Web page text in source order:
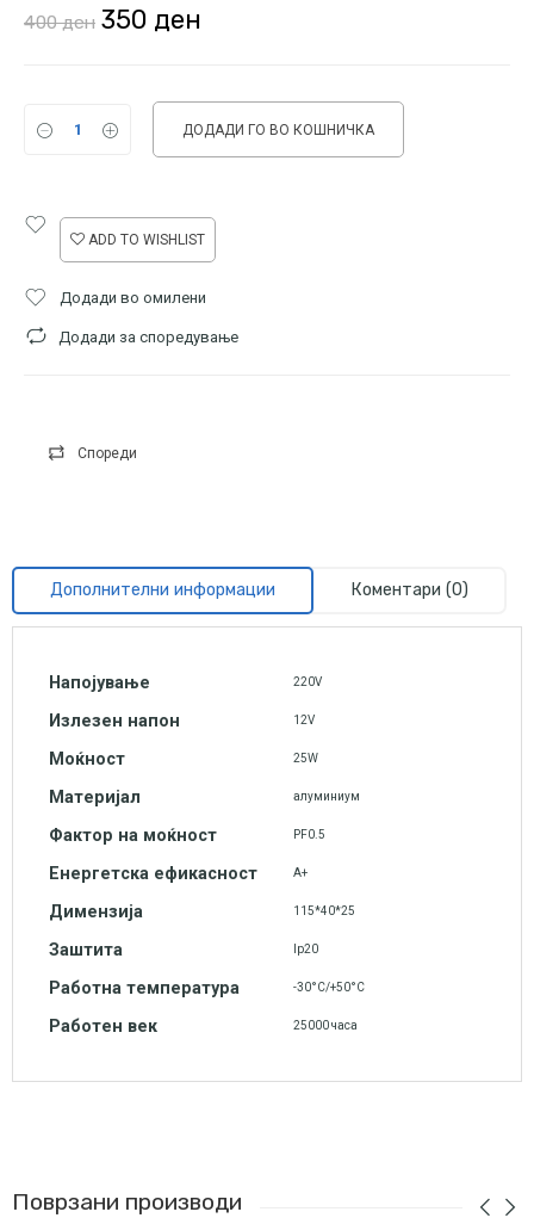
400ден Original
400 ден.
350 ден
is:
350 ден.
ДОДАДИ ГО ВО КОШНИЧКА
ADD TO WISHLIST
Додади во омилени
Додади за споредување
Спореди
Дополнителни информации Коментари (0)
Напојување 220V
Излезен напон 12V
Моќност 25W
Материјал алуминиум
Фактор на моќност PF0.5
Енергетска ефикасност А+
Димензија 115*40*25
Заштита Ip20
Работна температура -30°C/+50°C
Работен век 25000 часа
Поврзани производи